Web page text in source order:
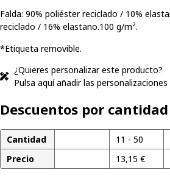
Falda: 90% poliéster reciclado / 10%
reciclado / 16% elastano.100 g/m².
*Etiqueta removible.
¿Quieres personalizar este producto?
Pulsa aquí añadir las
Descuentos por cantidad
Cantidad
Precio
11 - 50
13,15 €